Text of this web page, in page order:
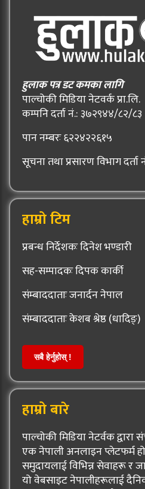
हुलाक पत्र डट कमका लागि
पाल्चोकी मिडिया नेटवर्क प्रा.लि.
कम्पनि दर्ता नं.: ३७२९४४/८२/८३
पान नम्बरः ६२२४२२६१५
सूचना तथा प्रसारण विभाग
हाम्रो टिम
प्रबन्ध निर्देशकः दिनेश भण्डारी
सह-सम्पादकः दिपक कार्की
संम्बाददाताः जनार्दन नेपाल
संम्बाददाताः केशब श्रेष्ठ (धादिङ्)
सबै हेर्नुहोस् !
हाम्रो बारे
पाल्चोकी मिडिया नेटर्वक
एक नेपाली अनलाइन प्लेटफर्म
समुदायलाई विभिन्न सेवाहरू र
यो वेबसाइट नेपालीहरूलाई